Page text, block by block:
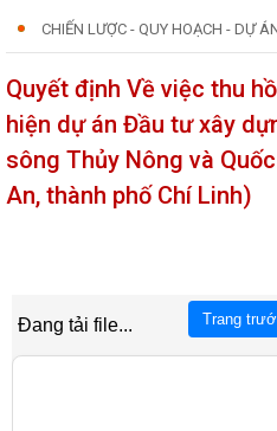
CHIẾN LƯỢC - QUY HOẠCH - DỰ
Quyết định Về việc thu
hiện dự án Đầu tư xây
sông Thủy Nông và
An, thành phố Chí Linh)